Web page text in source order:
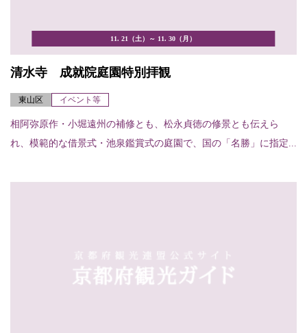
11. 21（土）～ 11. 30（月）
清水寺 成就院庭園特別拝観
東山区 イベント等
相阿弥原作・小堀遠州の補修とも、松永貞徳の修景とも伝えら
れ、模範的な借景式・池泉鑑賞式の庭園で、国の「名勝」に指定...